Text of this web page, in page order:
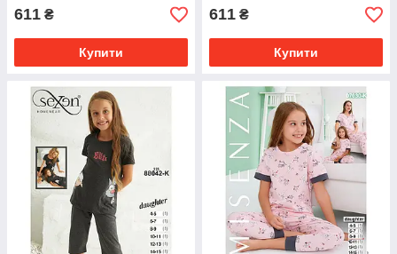
611 ₴
Купити
611 ₴
Купити